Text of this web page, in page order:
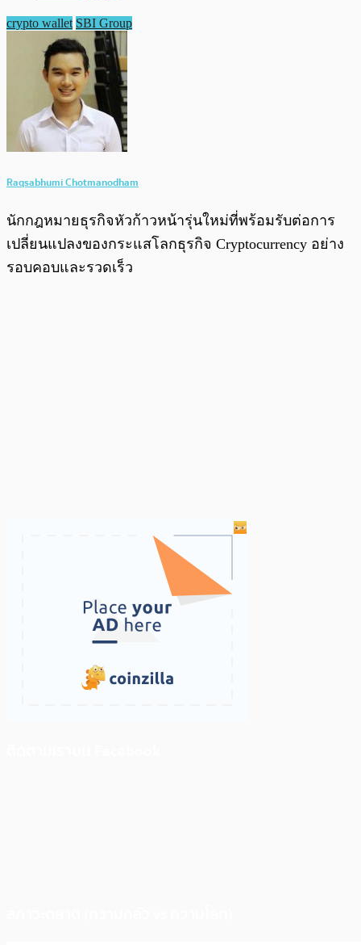
crypto wallet SBI Group
Raqsabhumi Chotmanodham
นักกฎหมายธุรกิจหัวก้าวหน้ารุ่นใหม่ที่พร้อมรับต่อการ
เปลี่ยนแปลงของกระแสโลกธุรกิจ Cryptocurrency อย่าง
รอบคอบและรวดเร็ว